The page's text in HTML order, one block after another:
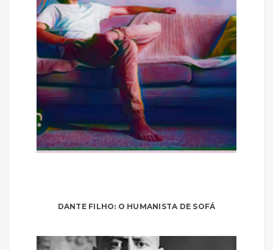
DANTE FILHO: O HUMANISTA DE SOFÁ